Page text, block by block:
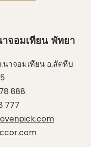
าจอมเทียน พัทยา
าจอมเทียน อ.สัตหีบ
888
777